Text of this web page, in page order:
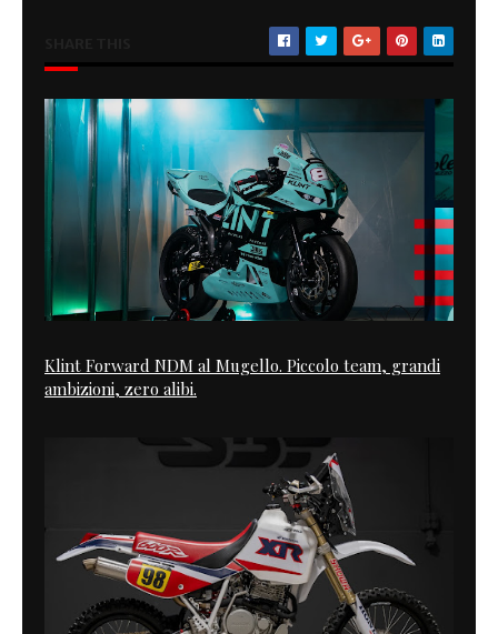
Klint Forward NDM al Mugello. Piccolo team, grandi
ambizioni, zero alibi.